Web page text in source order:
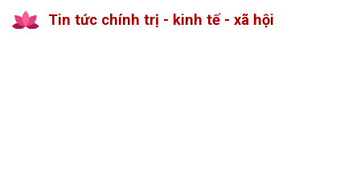
Tin tức chính trị - kinh tế - xã hội